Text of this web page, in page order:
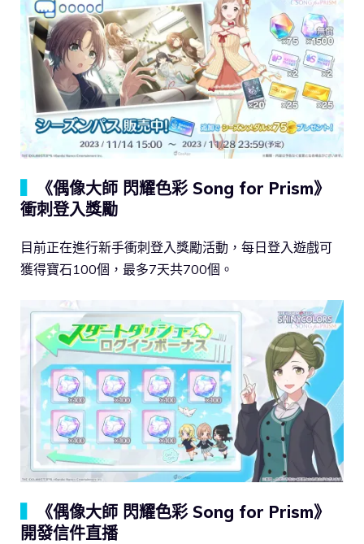
《偶像大師 閃耀色彩 Song for Prism》
衝刺登入獎勵
目前正在進行新手衝刺登入獎勵活動，每日登入遊戲可
獲得寶石100個，最多7天共700個。
《偶像大師 閃耀色彩 Song for Prism》
開發信件直播